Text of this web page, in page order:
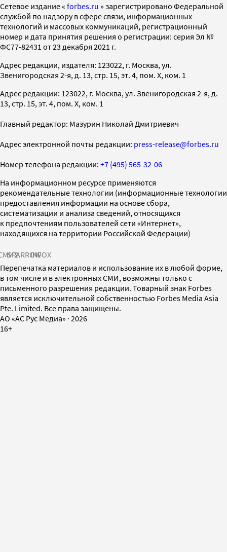
Cетевое издание « forbes.ru » зарегистрировано Федеральной
службой по надзору в сфере связи, информационных
технологий и массовых коммуникаций, регистрационный
номер и дата принятия решения о регистрации: серия Эл №
ФС77-82431 от 23 декабря 2021 г.
Адрес редакции, издателя: 123022, г. Москва, ул.
Звенигородская 2-я, д. 13, стр. 15, эт. 4, пом. X, ком. 1
Адрес редакции: 123022, г. Москва, ул. Звенигородская 2-я, д.
13, стр. 15, эт. 4, пом. X, ком. 1
Главный редактор: Мазурин Николай Дмитриевич
Адрес электронной почты редакции: press-release@forbes.ru
Номер телефона редакции: +7 (495) 565-32-06
На информационном ресурсе применяются
рекомендательные технологии (информационные технологии
предоставления информации на основе сбора,
систематизации и анализа сведений, относящихся
к предпочтениям пользователей сети «Интернет»,
находящихся на территории Российской Федерации)
SPARROWINFOX
Перепечатка материалов и использование их в любой форме,
в том числе и в электронных СМИ, возможны только с
письменного разрешения редакции. Товарный знак Forbes
является исключительной собственностью Forbes Media Asia
Pte. Limited. Все права защищены.
AO «АС Рус Медиа» · 2026
16+